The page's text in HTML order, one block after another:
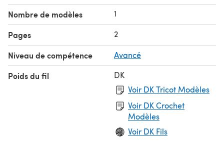
Nombre de modèles 1
Pages 2
Niveau de compétence Avancé
Poids du fil
DK
Voir DK Tricot Modèles
Voir DK Crochet
Modèles
Voir DK Fils